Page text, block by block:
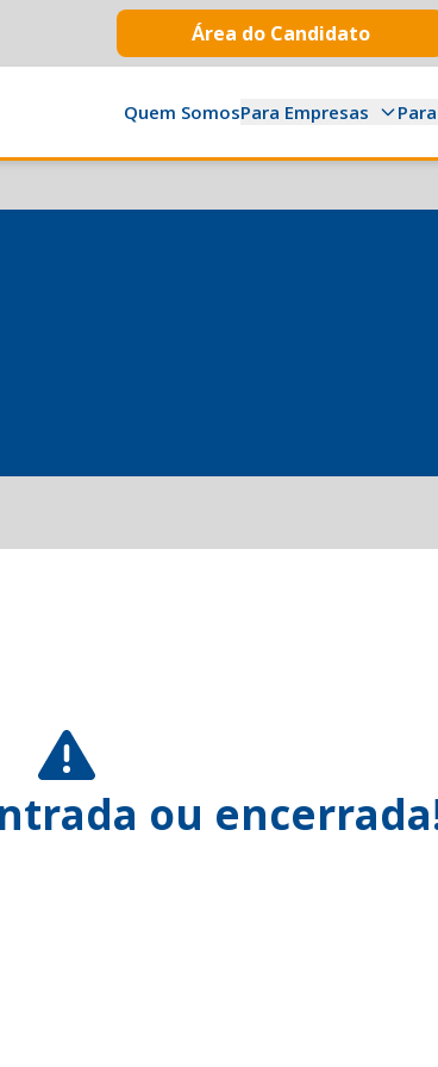
Área do Candidato
Quem SomosPara Empresas
ou